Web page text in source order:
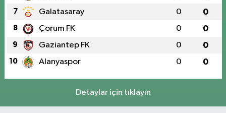
7 Galatasaray 0 0
8 Çorum FK 0 0
9 Gaziantep FK 0 0
10 Alanyaspor 0 0
Detaylar için tıklayın